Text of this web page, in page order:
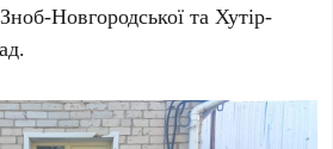
Новгородської та Хутір-